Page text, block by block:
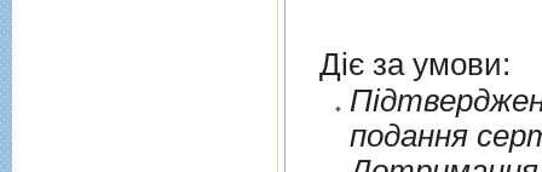
Діє за умови:
подання